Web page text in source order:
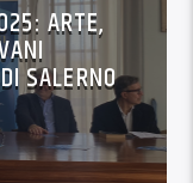
ARTE,
SALERNO